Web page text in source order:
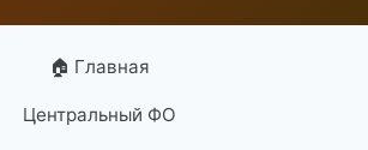
🏠 Главная
Центральный ФО